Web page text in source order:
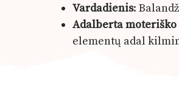
Vardadienis:
Adalberta
elementų adal